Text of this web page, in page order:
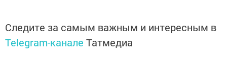
Следите за самым важным и интересным в
Telegram-канале Татмедиа